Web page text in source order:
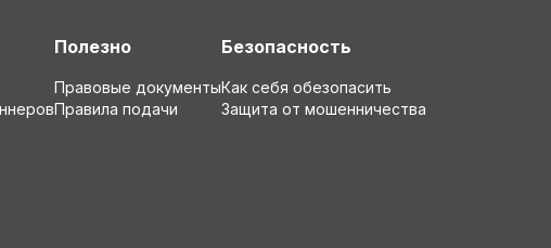
Полезно
Правовые документы
Правила подачи
Безопасность
Как себя обезопасить
Защита от мошенничества